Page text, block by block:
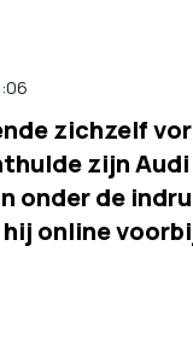
zichzelf
zijn
onder de
online